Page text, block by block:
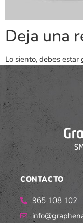
Deja una
Lo siento, debes estar
CONTACTO
965 108 102